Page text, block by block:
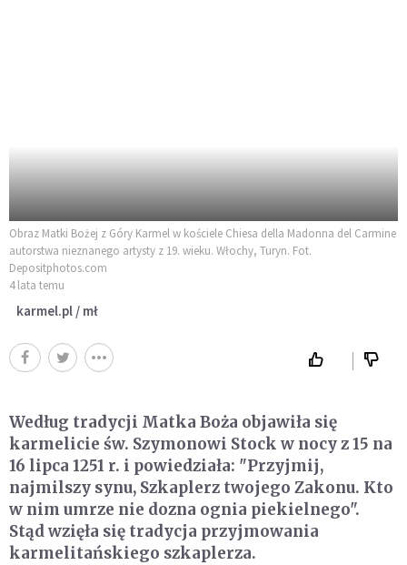
Obraz Matki Bożej z Góry Karmel w kościele Chiesa della Madonna del Carmine
autorstwa nieznanego artysty z 19. wieku. Włochy, Turyn. Fot.
Depositphotos.com
4 lata temu
karmel.pl / mł
Według tradycji Matka Boża objawiła się
karmelicie św. Szymonowi Stock w nocy z 15 na
16 lipca 1251 r. i powiedziała: "Przyjmij,
najmilszy synu, Szkaplerz twojego Zakonu. Kto
w nim umrze nie dozna ognia piekielnego".
Stąd wzięła się tradycja przyjmowania
karmelitańskiego szkaplerza.